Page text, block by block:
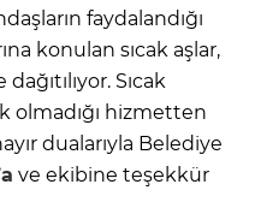
faydalandığı
konulan sıcak aşlar,
Sıcak
olmadığı hizmetten
dualarıyla Belediye
ve ekibine teşekkür